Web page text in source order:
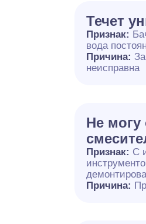
Течет
Признак:
вода
Причина:
неисправна
Не могу
Признак: С
Причина: